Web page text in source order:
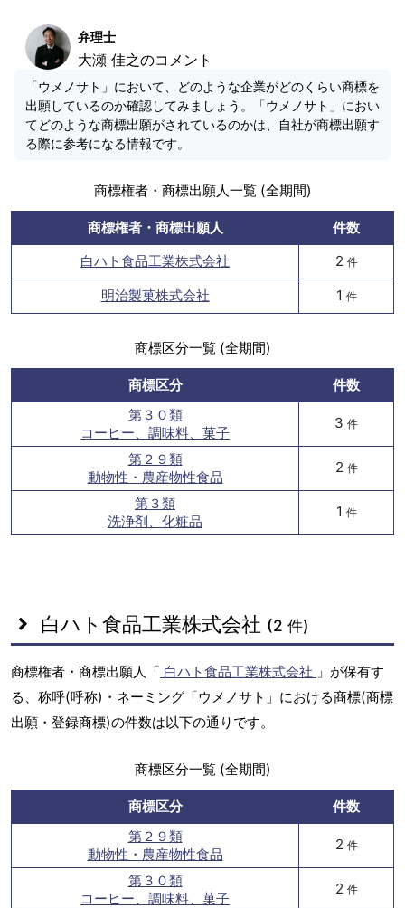
弁理士
大瀬 佳之のコメント
「ウメノサト」において、どのような企業がどのくらい商標を
出願しているのか確認してみましょう。「ウメノサト」におい
てどのような商標出願がされているのかは、自社が商標出願す
る際に参考になる情報です。
商標権者・商標出願人一覧 (全期間)
商標権者・商標出願人
件数
白ハト食品工業株式会社
2 件
明治製菓株式会社 1 件
商標区分一覧 (全期間)
商標区分
件数
第３０類
コーヒー、調味料、菓子
3 件
第２９類
動物性・農産物性食品
2 件
第３類
洗浄剤、化粧品
1 件
白ハト食品工業株式会社 (2 件)
商標権者・商標出願人「 白ハト食品工業株式会社 」が保有す
る、称呼(呼称)・ネーミング「ウメノサト」における商標(商標
出願・登録商標)の件数は以下の通りです。
商標区分一覧 (全期間)
商標区分
件数
第２９類
動物性・農産物性食品
2 件
第３０類
コーヒー、調味料、菓子
2 件